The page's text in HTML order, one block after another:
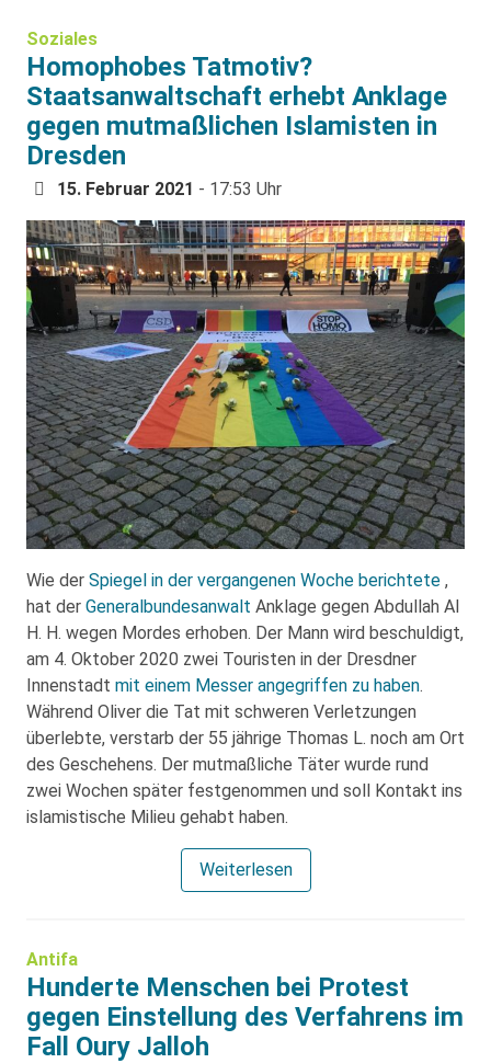
Soziales
Homophobes Tatmotiv?
Staatsanwaltschaft erhebt Anklage
gegen mutmaßlichen Islamisten in
Dresden
15. Februar 2021 - 17:53 Uhr
Wie der Spiegel in der vergangenen Woche berichtete ,
hat der Generalbundesanwalt Anklage gegen Abdullah Al
H. H. wegen Mordes erhoben. Der Mann wird beschuldigt,
am 4. Oktober 2020 zwei Touristen in der Dresdner
Innenstadt mit einem Messer angegriffen zu haben.
Während Oliver die Tat mit schweren Verletzungen
überlebte, verstarb der 55 jährige Thomas L. noch am Ort
des Geschehens. Der mutmaßliche Täter wurde rund
zwei Wochen später festgenommen und soll Kontakt ins
islamistische Milieu gehabt haben.
Weiterlesen
Antifa
Hunderte Menschen bei Protest
gegen Einstellung des Verfahrens im
Fall Oury Jalloh